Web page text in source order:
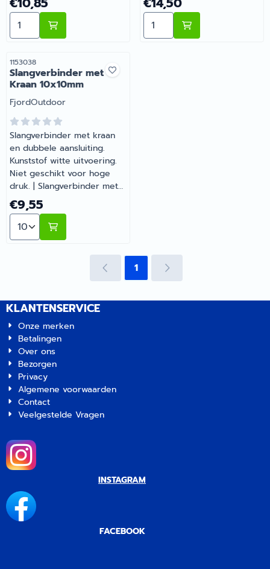
Artikelnummer 1153038B
Aantal kiezen voor Slangverbinder met Kraan 10x10mm
Aantal kiezen voor
Artikelnummer
1153038
Slangverbinder met
Kraan 10x10mm
Merk:
FjordOutdoor
Slangverbinder met kraan
en dubbele aansluiting.
Kunststof witte uitvoering.
Niet geschikt voor hoge
druk. | Slangverbinder met
Kraan 10x10mm |
Artikelnummer 1153038
Prijs: 9,55
€9,55
Aantal kiezen voor Slangverbinder met Kraan 10x10mm
1
KLANTENSERVICE
Onze merken
Betalingen
Over ons
Bezorgen
Privacy
Algemene voorwaarden
Contact
Veelgestelde Vragen
INSTAGRAM
FACEBOOK